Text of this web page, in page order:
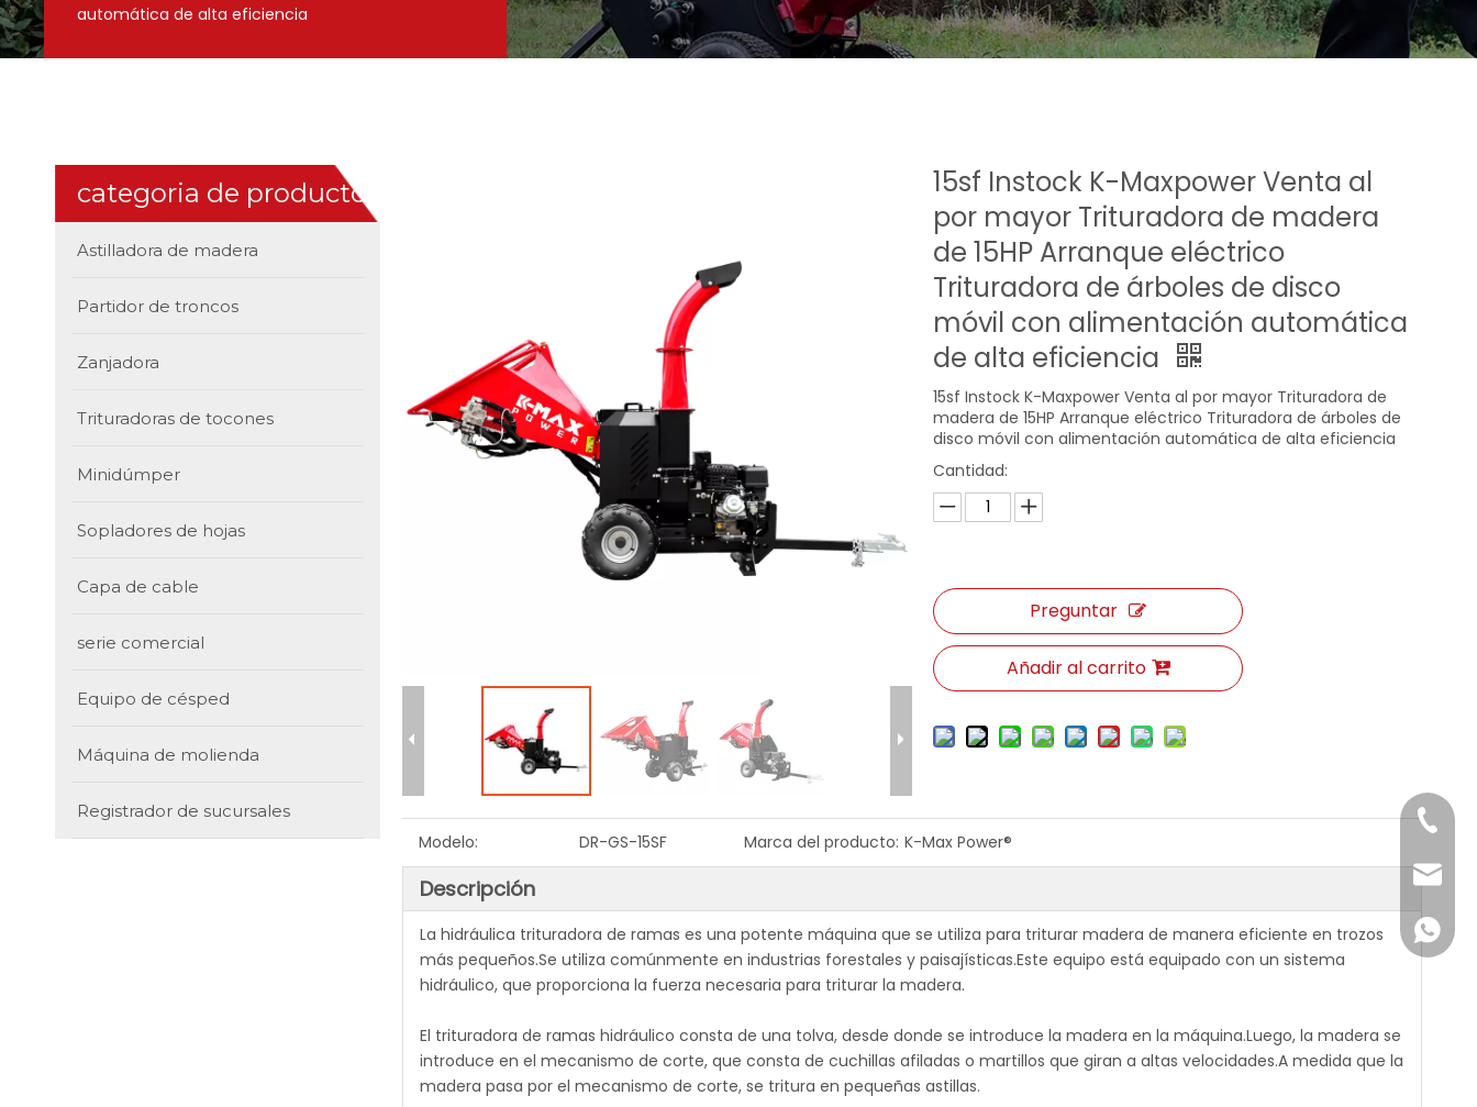
automática de alta eficiencia
categoria de producto
Astilladora de madera
Partidor de troncos
Zanjadora
Trituradoras de tocones
Minidúmper
Sopladores de hojas
Capa de cable
serie comercial
Equipo de césped
Máquina de molienda
Registrador de sucursales
15sf Instock K-Maxpower Venta al
por mayor Trituradora de madera
de 15HP Arranque eléctrico
Trituradora de árboles de disco
móvil con alimentación automática
de alta eficiencia
15sf Instock K-Maxpower Venta al por mayor Trituradora de
madera de 15HP Arranque eléctrico Trituradora de árboles de
disco móvil con alimentación automática de alta eficiencia
Cantidad:
Preguntar
Añadir al carrito
Modelo: DR-GS-15SF Marca del producto: K-Max Power®
Descripción
La hidráulica trituradora de ramas es una potente máquina que se utiliza para triturar madera de manera eficiente en trozos
más pequeños.Se utiliza comúnmente en industrias forestales y paisajísticas.Este equipo está equipado con un sistema
hidráulico, que proporciona la fuerza necesaria para triturar la madera.
El trituradora de ramas hidráulico consta de una tolva, desde donde se introduce la madera en la máquina.Luego, la madera se
introduce en el mecanismo de corte, que consta de cuchillas afiladas o martillos que giran a altas velocidades.A medida que la
madera pasa por el mecanismo de corte, se tritura en pequeñas astillas.
+86-